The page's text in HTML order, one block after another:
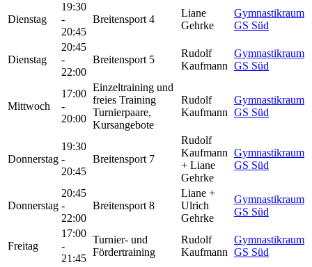
Dienstag
19:30
-
20:45
Breitensport 4
Liane
Gehrke
Gymnastikraum
GS Süd
Dienstag
20:45
-
22:00
Breitensport 5
Rudolf
Kaufmann
Gymnastikraum
GS Süd
Mittwoch
17:00
-
20:00
Einzeltraining und
freies Training
Turnierpaare,
Kursangebote
Rudolf
Kaufmann
Gymnastikraum
GS Süd
Donnerstag
19:30
-
20:45
Breitensport 7
Rudolf
Kaufmann
+ Liane
Gehrke
Gymnastikraum
GS Süd
Donnerstag
20:45
-
22:00
Breitensport 8
Liane +
Ulrich
Gehrke
Gymnastikraum
GS Süd
Freitag
17:00
-
21:45
Turnier- und
Fördertraining
Rudolf
Kaufmann
Gymnastikraum
GS Süd